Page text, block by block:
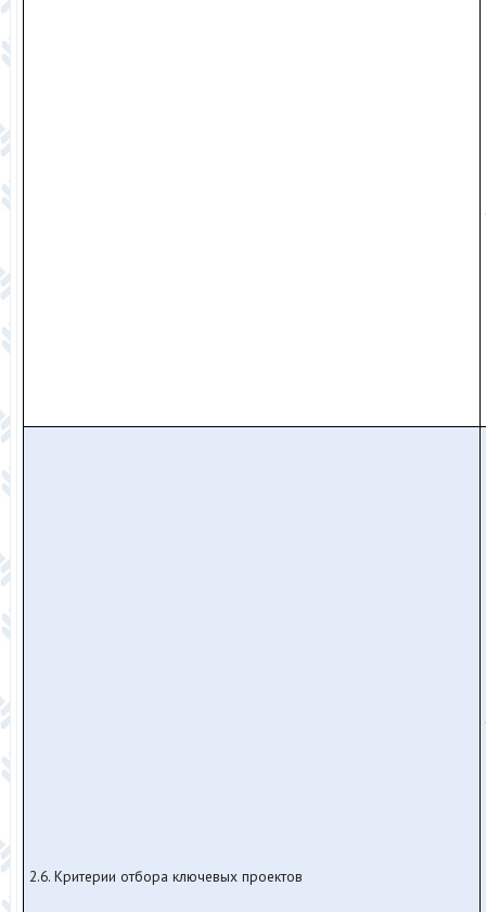
2.6. Критерии отбора ключевых проектов